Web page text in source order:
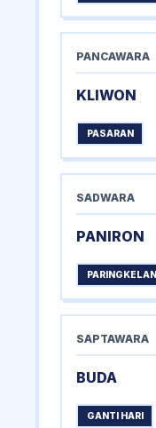
PANCAWARA
KLIWON
PASARAN
SADWARA
PANIRON
PARINGKELAN
SAPTAWARA
BUDA
GANTI HARI